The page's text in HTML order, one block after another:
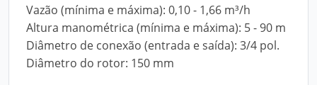
Vazão (mínima e máxima): 0,10 - 1,66 m³/h
Altura manométrica (mínima e máxima): 5 - 90 m
Diâmetro de conexão (entrada e saída): 3/4 pol.
Diâmetro do rotor: 150 mm